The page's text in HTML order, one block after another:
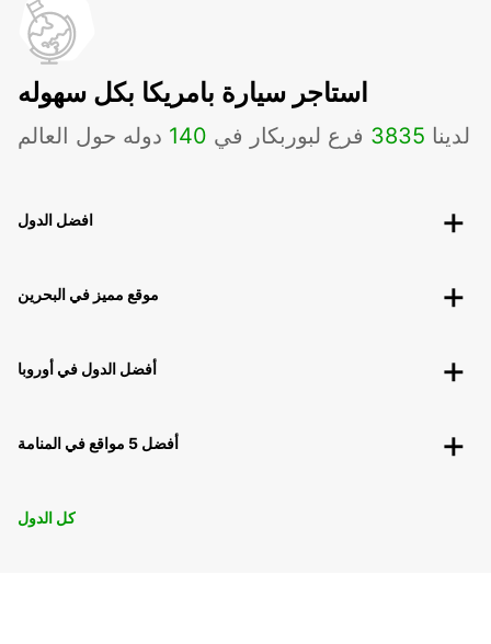
استاجر سيارة بامريكا بكل سهوله
لدينا 3835 فرع لبوربكار في 140 دوله حول العالم
افضل الدول
موقع مميز في البحرين
أفضل الدول في أوروبا
أفضل 5 مواقع في المنامة
كل الدول